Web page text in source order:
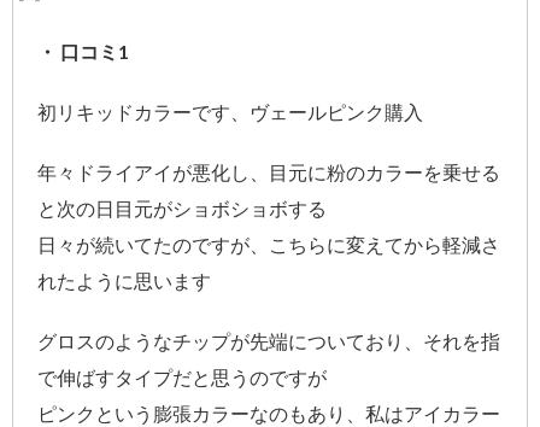
・ 口コミ1
初リキッドカラーです、ヴェールピンク購入
年々ドライアイが悪化し、目元に粉のカラーを乗せる
と次の日目元がショボショボする
日々が続いてたのですが、こちらに変えてから軽減さ
れたように思います
グロスのようなチップが先端についており、それを指
で伸ばすタイプだと思うのですが
ピンクという膨張カラーなのもあり、私はアイカラー